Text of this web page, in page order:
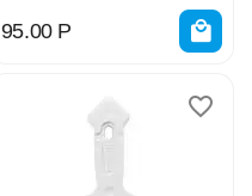
95.00 Р